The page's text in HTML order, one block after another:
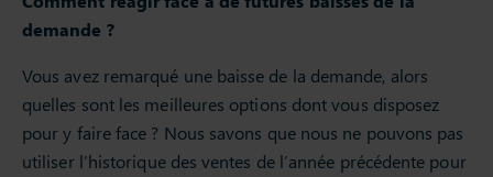
demande ?
Vous avez remarqué une baisse de la demande, alors
quelles sont les meilleures options dont vous disposez
pour y faire face ? Nous savons que nous ne pouvons pas
utiliser l’historique des ventes de l’année précédente pour